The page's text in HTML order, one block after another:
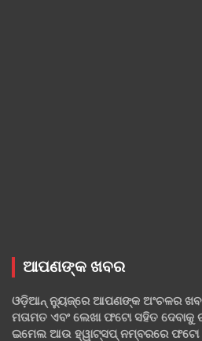
ଆପଣଙ୍କ ଖବର
ଓଡ଼ିଆନ୍ ନ୍ୟୁଜ୍‌ରେ ଆପଣଙ୍କ ଅଂଚଳର ଖବର,
ମତାମତ ଏବଂ ଲେଖା ଫଟୋ ସହିତ ଦେବାକୁ
ଇମେଲ ଆଉ ହ୍ୱାଟ୍‌ସପ୍ ନମ୍ବରରେ ଫଟୋ